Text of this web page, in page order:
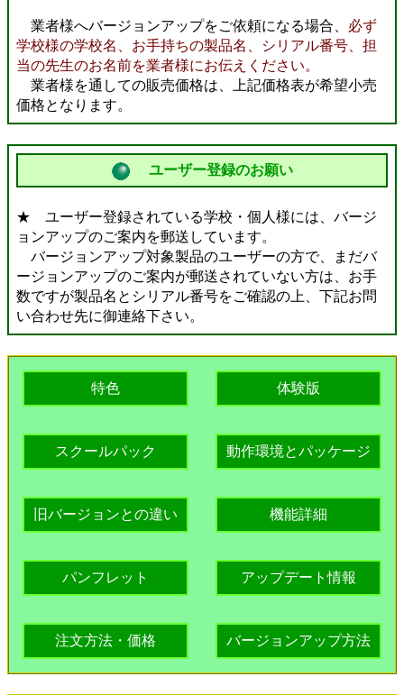
業者様へバージョンアップをご依頼になる場合、 必ず
学校様の学校名、お手持ちの製品名、シリアル番号、担
当の先生のお名前を業者様にお伝えください。
業者様を通しての販売価格は、上記価格表が希望小売
価格となります。
ユーザー登録のお願い
★ ユーザー登録されている学校・個人様には、バージ
ョンアップのご案内を郵送しています。
バージョンアップ対象製品のユーザーの方で、まだバ
ージョンアップのご案内が郵送されていない方は、お手
数ですが製品名とシリアル番号をご確認の上、下記お問
い合わせ先に御連絡下さい。
特色 体験版
スクールパック 動作環境とパッケージ
旧バージョンとの違い 機能詳細
パンフレット アップデート情報
注文方法・価格 バージョンアップ方法